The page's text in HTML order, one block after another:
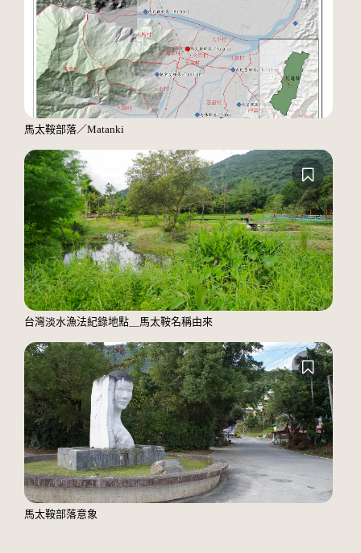
馬太鞍部落／Matanki
台灣淡水漁法紀錄地點＿馬太鞍名稱由來
馬太鞍部落意象